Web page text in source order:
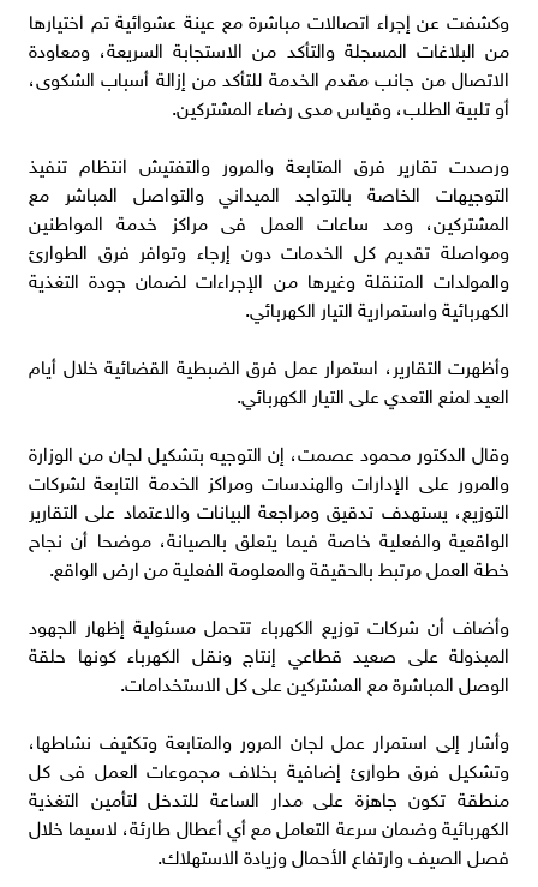
وكشفت عن إجراء اتصالات مباشرة مع عينة عشوائية تم اختيارها
من البلاغات المسجلة والتأكد من الاستجابة السريعة، ومعاودة
الاتصال من جانب مقدم الخدمة للتأكد من إزالة أسباب الشكوى،
أو تلبية الطلب، وقياس مدى رضاء المشتركين.
ورصدت تقارير فرق المتابعة والمرور والتفتيش انتظام تنفيذ
التوجيهات الخاصة بالتواجد الميداني والتواصل المباشر مع
المشتركين، ومد ساعات العمل فى مراكز خدمة المواطنين
ومواصلة تقديم كل الخدمات دون إرجاء وتوافر فرق الطوارئ
والمولدات المتنقلة وغيرها من الإجراءات لضمان جودة التغذية
الكهربائية واستمرارية التيار الكهربائي.
وأظهرت التقارير، استمرار عمل فرق الضبطية القضائية خلال أيام
العيد لمنع التعدي على التيار الكهربائي.
وقال الدكتور محمود عصمت، إن التوجيه بتشكيل لجان من الوزارة
والمرور على الإدارات والهندسات ومراكز الخدمة التابعة لشركات
التوزيع، يستهدف تدقيق ومراجعة البيانات والاعتماد على التقارير
الواقعية والفعلية خاصة فيما يتعلق بالصيانة، موضحا أن نجاح
خطة العمل مرتبط بالحقيقة والمعلومة الفعلية من ارض الواقع.
وأضاف أن شركات توزيع الكهرباء تتحمل مسئولية إظهار الجهود
المبذولة على صعيد قطاعي إنتاج ونقل الكهرباء كونها حلقة
الوصل المباشرة مع المشتركين على كل الاستخدامات.
وأشار إلى استمرار عمل لجان المرور والمتابعة وتكثيف نشاطها،
وتشكيل فرق طوارئ إضافية بخلاف مجموعات العمل فى كل
منطقة تكون جاهزة على مدار الساعة للتدخل لتأمين التغذية
الكهربائية وضمان سرعة التعامل مع أي أعطال طارئة، لاسيما خلال
فصل الصيف وارتفاع الأحمال وزيادة الاستهلاك.